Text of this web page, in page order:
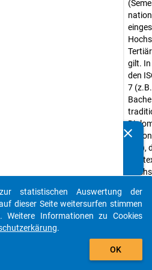
gilt. In
den
7
etc.),
clear
auto_stories
add_shopping_cart
statistischen Auswertung der
dieser Seite weitersurfen stimmen
Weitere Informationen zu Cookies
.
OK